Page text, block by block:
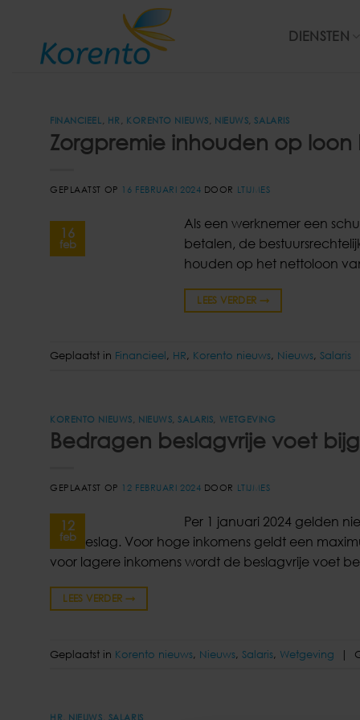
inhoud
DIENSTEN
FINANCIEEL HR KORENTO NIEUWS NIEUWS ,SALARIS
Zorgpremie inhouden op loon
GEPLAATST OP 16 FEBRUARI 2024 DOOR LTIJMES
16
feb
Als een werknemer een
betalen, de
houden op het nettoloon
LEES VERDER →
Geplaatst in Financieel, HR, Korento nieuws, Nieuws, Salaris
KORENTO NIEUWS NIEUWS ,SALARIS WETGEVING
Bedragen beslagvrije voet
GEPLAATST OP 12 FEBRUARI 2024 DOOR LTIJMES
12
feb
Per 1 januari 2024 gelden
loonbeslag. Voor hoge inkomens geldt een
voor lagere inkomens wordt de beslagvrije voet
LEES VERDER →
Geplaatst in Korento nieuws, Nieuws, Salaris, Wetgeving |
HR NIEUWS SALARIS